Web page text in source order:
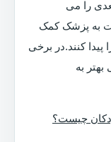
را می
به پزشک کمک
پیدا کنند.در برخی
به
چیست؟